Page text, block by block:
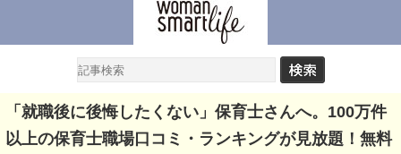
「就職後に後悔したくない」保育士さんへ。100万件
以上の保育士職場口コミ・ランキングが見放題！無料